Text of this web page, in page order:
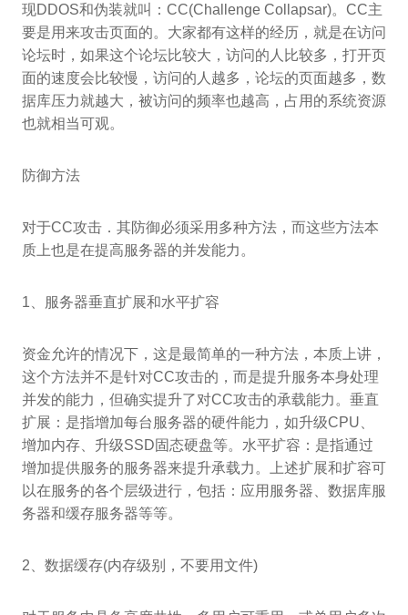
现DDOS和伪装就叫：CC(Challenge Collapsar)。CC主
要是用来攻击页面的。大家都有这样的经历，就是在访问
论坛时，如果这个论坛比较大，访问的人比较多，打开页
面的速度会比较慢，访问的人越多，论坛的页面越多，数
据库压力就越大，被访问的频率也越高，占用的系统资源
也就相当可观。
防御方法
对于CC攻击．其防御必须采用多种方法，而这些方法本
质上也是在提高服务器的并发能力。
1、服务器垂直扩展和水平扩容
资金允许的情况下，这是最简单的一种方法，本质上讲，
这个方法并不是针对CC攻击的，而是提升服务本身处理
并发的能力，但确实提升了对CC攻击的承载能力。垂直
扩展：是指增加每台服务器的硬件能力，如升级CPU、
增加内存、升级SSD固态硬盘等。水平扩容：是指通过
增加提供服务的服务器来提升承载力。上述扩展和扩容可
以在服务的各个层级进行，包括：应用服务器、数据库服
务器和缓存服务器等等。
2、数据缓存(内存级别，不要用文件)